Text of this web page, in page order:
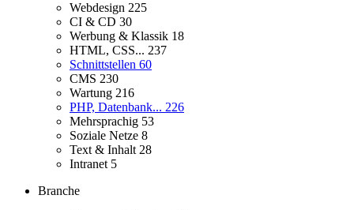
Webdesign 225
CI & CD 30
Werbung & Klassik 18
HTML, CSS... 237
Schnittstellen 60
CMS 230
Wartung 216
PHP, Datenbank... 226
Mehrsprachig 53
Soziale Netze 8
Text & Inhalt 28
Intranet 5
Branche